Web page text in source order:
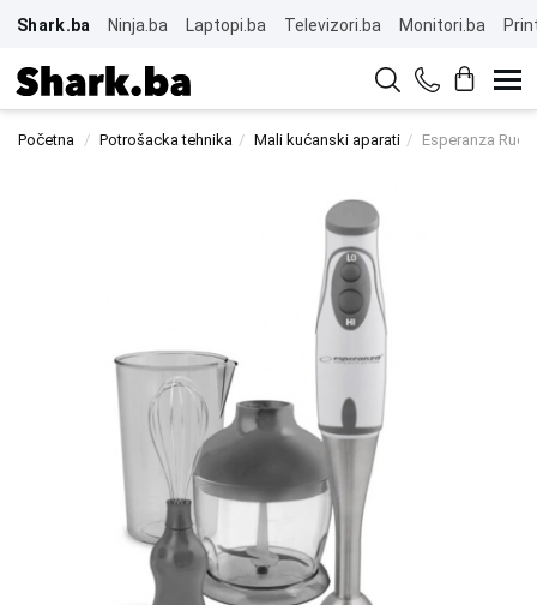
Shark.ba Ninja.ba Laptopi.ba Televizori.ba Monitori.ba
Početna Potrošacka tehnika Mali kućanski aparati Esperanza